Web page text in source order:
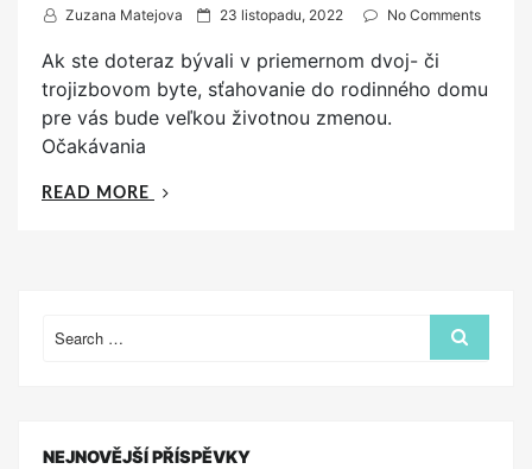
Zuzana Matejova
P
s
t
e
23 listopadu, 2022 No Comments
Ak ste doteraz bývali v priemernom dvoj- či
trojizbovom byte, sťahovanie do rodinného domu
pre vás bude veľkou životnou zmenou.
Očakávania
READ MORE
PREKVAPÍ!“
for:
Search
NEJNOVĚJŠÍ PŘÍSPĚVKY